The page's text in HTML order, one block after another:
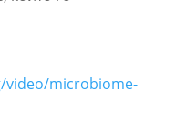
microbiome-